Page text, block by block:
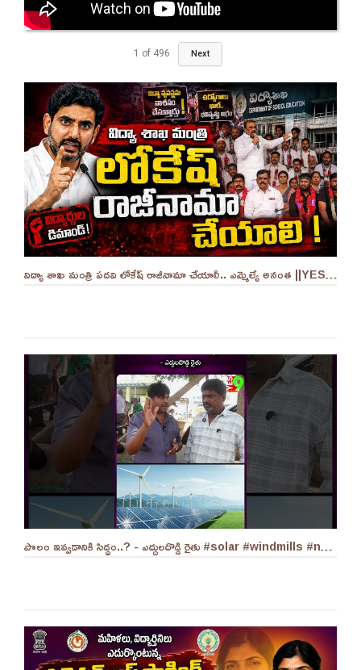
1 of 496 Next
విద్యా శాఖ మంత్రి పదవి లోకేష్ రాజీనామా చేయాలీ.. ఎమ్మెల్యే అనంత ||YES 9TV
పొలం ఇవ్వడానికి సిద్ధం..? - ఎద్దులదొడ్డి రైతు #solar #windmills #naralokesh #solarenergy